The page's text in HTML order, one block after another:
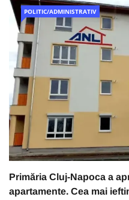
POLITIC/ADMINISTRATIV
Primăria Cluj-Napoca a
apartamente. Cea mai